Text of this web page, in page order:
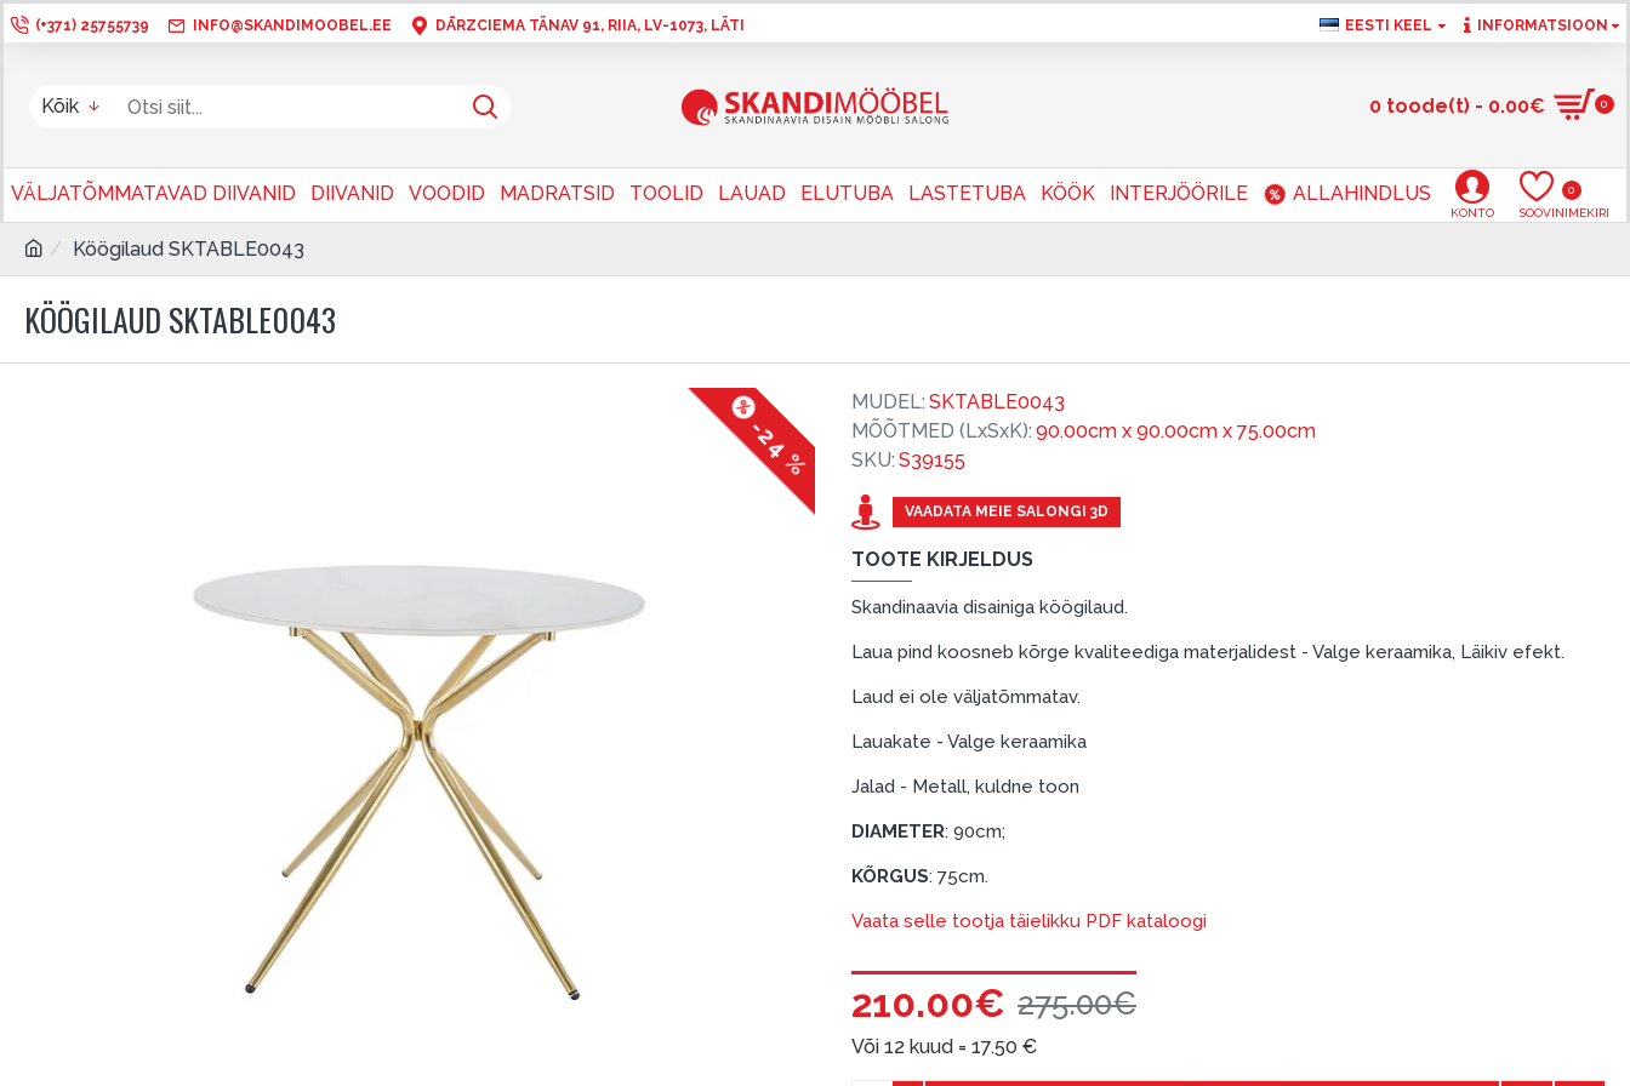
(+371) 25755739 INFO@SKANDIMOOBEL.EE DĀRZCIEMA TÄNAV 91, RIIA, LV-1073, LÄTI EESTI KEEL INFORMATSIOON
Kõik 0 toode(t) - 0.00€ 0
VÄLJATÕMMATAVAD DIIVANID DIIVANID VOODID MADRATSID TOOLID LAUAD ELUTUBA LASTETUBA KÖÖK INTERJÖÖRILE ALLAHINDLUS
KONTO SOOVINIMEKIRI
0
Köögilaud SKTABLE0043
KÖÖGILAUD SKTABLE0043
-24 %
VAADATA MEIE SALONGI 3D
TOOTE KIRJELDUS
Skandinaavia disainiga köögilaud.
Laua pind koosneb kõrge kvaliteediga materjalidest - Valge keraamika, Läikiv efekt.
Laud ei ole väljatõmmatav.
Lauakate - Valge keraamika
Jalad - Metall, kuldne toon
DIAMETER: 90cm;
KÕRGUS: 75cm.
Vaata selle tootja täielikku PDF kataloogi
MUDEL: SKTABLE0043
MÕÕTMED (LxSxK): 90.00cm x 90.00cm x 75.00cm
SKU: S39155
210.00€ 275.00€
Või 12 kuud = 17.50 €